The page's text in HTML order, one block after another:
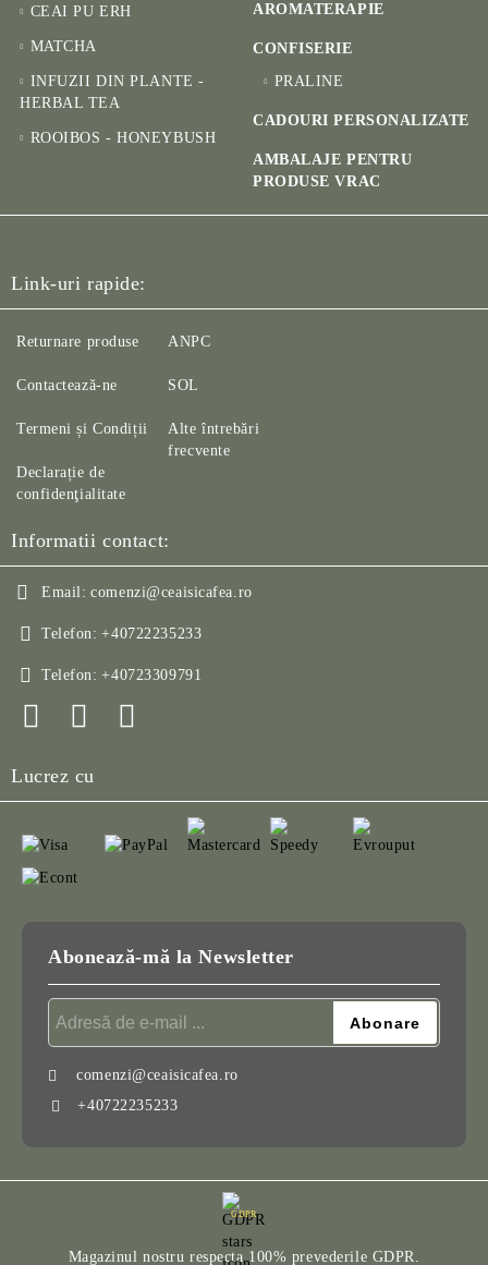
CEAI PU ERH
MATCHA
INFUZII DIN PLANTE -
HERBAL TEA
ROOIBOS - HONEYBUSH
AROMATERAPIE
CONFISERIE
PRALINE
CADOURI PERSONALIZATE
AMBALAJE PENTRU
PRODUSE VRAC
Link-uri rapide:
Returnare produse
Contactează-ne
Termeni și Condiții
Declarație de
confidenţialitate
ANPC
SOL
Alte întrebări
frecvente
Informatii contact:
Email: comenzi@ceaisicafea.ro
Telefon: +40722235233
Telefon: +40723309791
Lucrez cu
Abonează-mă la Newsletter
comenzi@ceaisicafea.ro
+40722235233
GDPR
Magazinul nostru respecta 100% prevederile GDPR.